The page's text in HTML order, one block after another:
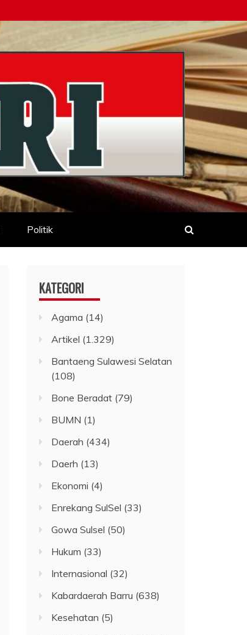
Politik
KATEGORI
Agama (14)
Artikel (1.329)
Bantaeng Sulawesi Selatan
(108)
Bone Beradat (79)
BUMN (1)
Daerah (434)
Daerh (13)
Ekonomi (4)
Enrekang SulSel (33)
Gowa Sulsel (50)
Hukum (33)
Internasional (32)
Kabardaerah Barru (638)
Kesehatan (5)